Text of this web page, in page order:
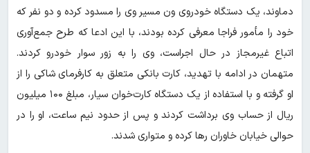
دماوند، یک دستگاه خودروی ون مسیر وی را مسدود کرده و دو نفر که
خود را مأمور فراجا معرفی کرده بودند، با این ادعا که طرح جمع‌آوری
اتباع غیرمجاز در حال اجراست، وی را به زور سوار خودرو کردند.
متهمان در ادامه با تهدید، کارت بانکی متعلق به کارفرمای شاکی را از
او گرفته و با استفاده از یک دستگاه کارت‌خوان سیار، مبلغ ۱۰۰ میلیون
ریال از حساب وی برداشت کردند و پس از حدود نیم ساعت، او را در
حوالی خیابان خاوران رها کرده و متواری شدند.